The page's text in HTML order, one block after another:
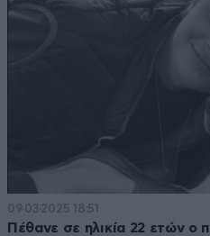
09·03·2025 18:51
Πέθανε σε ηλικία 22 ετών ο